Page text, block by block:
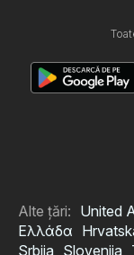
Alte țări: United
Ελλάδα
Srbija Slovenija